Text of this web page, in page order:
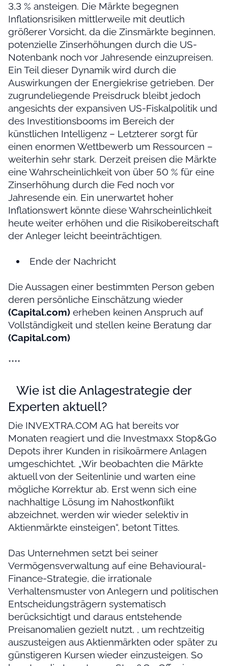
3,3 % ansteigen. Die Märkte begegnen
Inflationsrisiken mittlerweile mit deutlich
größerer Vorsicht, da die Zinsmärkte beginnen,
potenzielle Zinserhöhungen durch die US-
Notenbank noch vor Jahresende einzupreisen.
Ein Teil dieser Dynamik wird durch die
Auswirkungen der Energiekrise getrieben. Der
zugrundeliegende Preisdruck bleibt jedoch
angesichts der expansiven US-Fiskalpolitik und
des Investitionsbooms im Bereich der
künstlichen Intelligenz – Letzterer sorgt für
einen enormen Wettbewerb um Ressourcen –
weiterhin sehr stark. Derzeit preisen die Märkte
eine Wahrscheinlichkeit von über 50 % für eine
Zinserhöhung durch die Fed noch vor
Jahresende ein. Ein unerwartet hoher
Inflationswert könnte diese Wahrscheinlichkeit
heute weiter erhöhen und die Risikobereitschaft
der Anleger leicht beeinträchtigen.
Ende der Nachricht
Die Aussagen einer bestimmten Person geben
deren persönliche Einschätzung wieder
(Capital.com) erheben keinen Anspruch auf
Vollständigkeit und stellen keine Beratung dar
(Capital.com)
****
Wie ist die Anlagestrategie der
Experten aktuell?
Die INVEXTRA.COM AG hat bereits vor
Monaten reagiert und die Investmaxx Stop&Go
Depots ihrer Kunden in risikoärmere Anlagen
umgeschichtet. „Wir beobachten die Märkte
aktuell von der Seitenlinie und warten eine
mögliche Korrektur ab. Erst wenn sich eine
nachhaltige Lösung im Nahostkonflikt
abzeichnet, werden wir wieder selektiv in
Aktienmärkte einsteigen“, betont Tittes.
Das Unternehmen setzt bei seiner
Vermögensverwaltung auf eine Behavioural-
Finance-Strategie, die irrationale
Verhaltensmuster von Anlegern und politischen
Entscheidungsträgern systematisch
berücksichtigt und daraus entstehende
Preisanomalien gezielt nutzt, , um rechtzeitig
auszusteigen aus Aktienmärkten oder später zu
günstigeren Kursen wieder einzusteigen. So